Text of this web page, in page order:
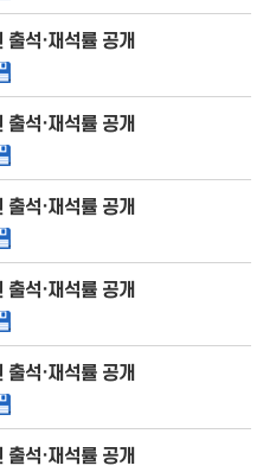
석·재석률 공개
석·재석률 공개
석·재석률 공개
석·재석률 공개
석·재석률 공개
석·재석률 공개